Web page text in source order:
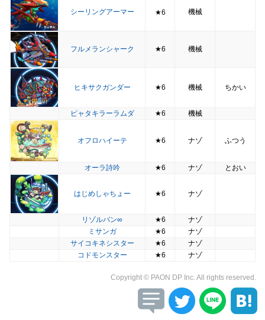
シーリングアーマー ★6 機械
フルメランシャーク ★6 機械
ヒキサクガンダー ★6 機械 ちかい
ピャタキラーラムダ ★6 機械
オフロハイーテ ★6 ナゾ ふつう
オーラ詩吟 ★6 ナゾ とおい
はじめしゃちょー ★6 ナゾ
リゾルバン∞ ★6
ナゾ
ミサンガ
★6
ナゾ
サイコキネシスター
★6
ナゾ
コドモンスター
★6 ナゾ
Copyright © PAON DP Inc. All rights reserved.